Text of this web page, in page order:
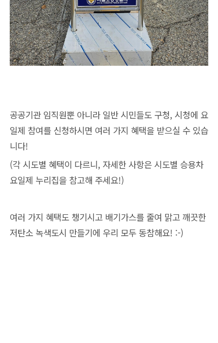
공공기관 임직원뿐 아니라 일반 시민들도 구청, 시청에 요
일제 참여를 신청하시면 여러 가지 혜택을 받으실 수 있습
니다!
(각 시도별 혜택이 다르니, 자세한 사항은 시도별 승용차
요일제 누리집을 참고해 주세요!)
여러 가지 혜택도 챙기시고 배기가스를 줄여 맑고 깨끗한
저탄소 녹색도시 만들기에 우리 모두 동참해요! :-)